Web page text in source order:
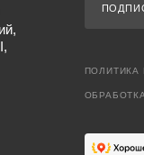
ПОЛИТИКА